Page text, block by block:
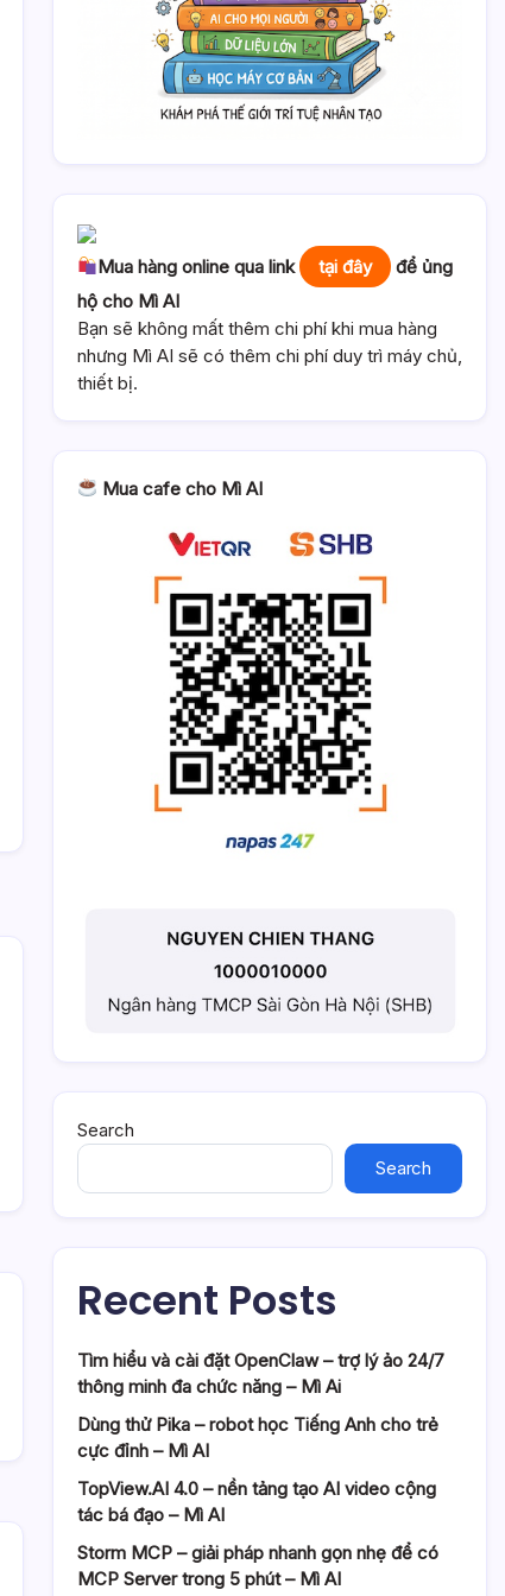
Mua hàng online qua link tại đây
để ủng
hộ cho Mì AI
Bạn sẽ không mất thêm chi phí khi mua hàng
nhưng Mì AI sẽ có thêm chi phí duy trì máy chủ,
thiết bị.
Mua cafe cho Mì AI
Search
Search
Recent Posts
Tìm hiểu và cài đặt OpenClaw – trợ lý ảo 24/7
thông minh đa chức năng – Mì Ai
Dùng thử Pika – robot học Tiếng Anh cho trẻ
cực đỉnh – Mì AI
TopView.AI 4.0 – nền tảng tạo AI video cộng
tác bá đạo – Mì AI
Storm MCP – giải pháp nhanh gọn nhẹ để có
MCP Server trong 5 phút – Mì AI